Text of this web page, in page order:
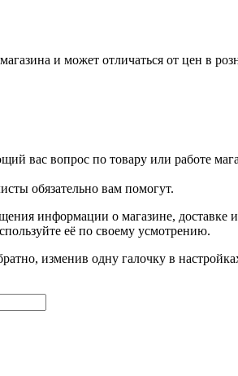
и может отличаться от цен в
вас вопрос по товару или работе
обязательно вам помогут.
информации о магазине,
её по своему усмотрению.
изменив одну галочку в